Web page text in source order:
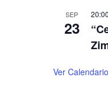
SEP
23
20:00
Ver Calendario